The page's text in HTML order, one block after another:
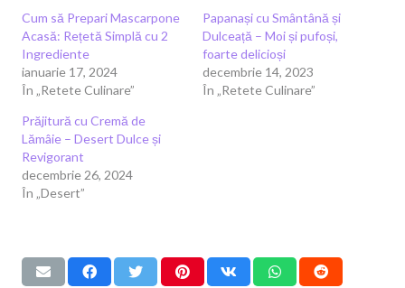
Cum să Prepari Mascarpone
Acasă: Rețetă Simplă cu 2
Ingrediente
ianuarie 17, 2024
În „Retete Culinare”
Papanași cu Smântână și
Dulceață – Moi și pufoși,
foarte delicioși
decembrie 14, 2023
În „Retete Culinare”
Prăjitură cu Cremă de
Lămâie – Desert Dulce și
Revigorant
decembrie 26, 2024
În „Desert”